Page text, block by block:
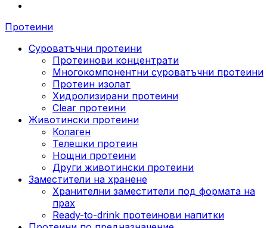
Протеини
Суроватъчни протеини
Протеинови концентрати
Многокомпонентни суроватъчни протеини
Протеин изолат
Хидролизирани протеини
Clear протеини
Животински протеини
Колаген
Телешки протеин
Нощни протеини
Други животински протеини
Заместители на хранене
Хранителни заместители под формата на
прах
Ready-to-drink протеинови напитки